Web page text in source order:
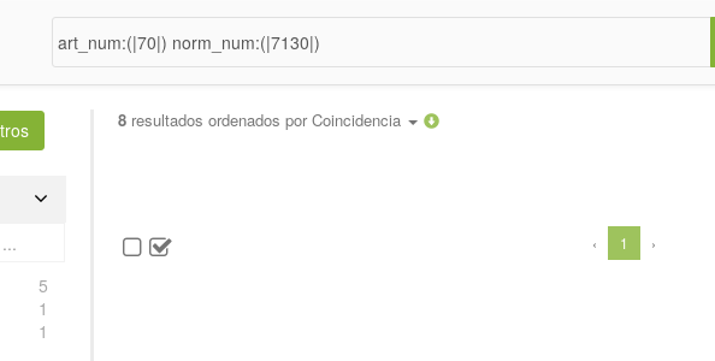
5
1
1
8resultados ordenados por Coincidencia
‹ 1 ›